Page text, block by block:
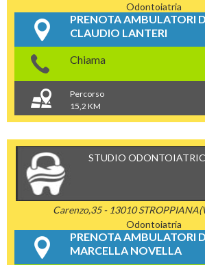
Odontoiatria
PRENOTA AMBULATORI
CLAUDIO LANTERI
Chiama
Percorso
15,2 KM
STUDIO
Carenzo,35 - 13010
Odontoiatria
PRENOTA AMBULATORI
MARCELLA NOVELLA